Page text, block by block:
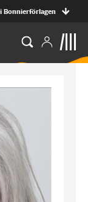
Bonnierförlagen